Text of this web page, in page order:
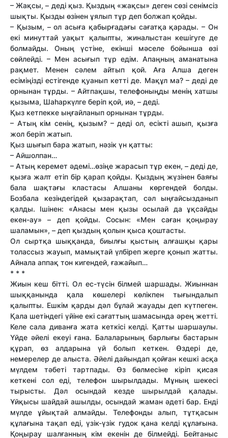
– Жақсы, – деді қыз. Қыздың «жақсы» деген сөзі сенімсіз
шықты. Қызды өзінен ұялып тұр деп болжап қойды.
– Қызым, – ол асыға қабырғадағы сағатқа қарады. – Он
екі минут­тай уақыт қалыпты, жиналыстан кешігуге де
болмайды. Оның үстіне, екінші мәселе бойынша өзі
сөйлейді. – Мен асығып тұр едім. Апаңның аманатына
рақмет. Менен сәлем айтып қой. Аға Алша деген
есіміңізді естігенде қуанып кет­ті де. Мақұл ма? – деді де
орнынан тұрды. – Айтпақшы, телефоныңды менің хатшы
қызыма, Шаһаркүлге беріп қой, иә, – деді.
Қыз кетпекке ыңғайланып орнынан тұрды.
– Атың кім сенің, қызым? – деді ол, есікті ашып, қызға
жол беріп жатып.
Қыз шығып бара жатып, нәзік үн қат­ты:
– Айшолпан…
– Атың керемет әдемі…өзіңе жарасып тұр екен, – деді де,
қызға жалт етіп бір қарап қойды. Қыздың жүзінен баяғы
бала шақтағы кластасы Алшаны көргендей болды.
Бозбала кезіндегідей қызарақтап, сәл ыңғайсызданып
қалды. Ішінен: «Анасы мен қызы осылай да ұқсайды
екен-ау» – деп қойды. Сосын: «Мен саған қоңырау
шаламын», – деп қыздың қолын қыса қоштасты.
Ол сыртқа шыққанда, биылғы қыстың алғашқы қары
толассыз жауып, мамықтай үлбіреп жерге қонып жат­ты.
Айнала аппақ тон кигендей, ғажайып…
* * *
Жиын кеш біт­ті. Ол ес-түсін білмей шаршады. Жиыннан
шыққанында қала көшелері көлікпен тығындалып
қалыпты. Ешкім қарды дәл бұлай жауады деп күтпеген.
Қала шетіндегі үйіне екі сағат­тың шамасында әрең жет­ті.
Келе сала диванға жата кеткісі келді. Қат­ты шаршаулы.
Үйде әйелі екеуі ғана. Балаларының барлығы бастарын
құрап, өз алдарына үй болып кеткен. Өздері де,
немерелер де алыста. Әйелі дайындап қойған кешкі асқа
мүлдем тәбеті тартпады. Өз бөлмесіне кіріп қисая
кеткені сол еді, телефон шырылдады. Мұның шекесі
тырысты. Дәл осындай кез­де шырылдай қалады.
Ұйқысы шайдай ашылды, осындай жаман әдеті бар. Енді
мүлде ұйықтай алмайды. Телефонды алып, тұтқасын
құлағына тақап еді, үзік-үзік гудок қана келді құлағына.
Қоңырау шалғанның кім екенін де білмейді. Бейтаныс